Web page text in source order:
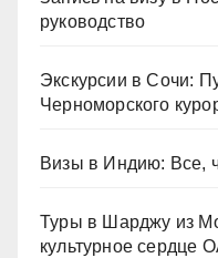
руководство
Экскурсии в Сочи:
Черноморского
Визы в Индию: Все,
Туры в Шарджу из
культурное сердце